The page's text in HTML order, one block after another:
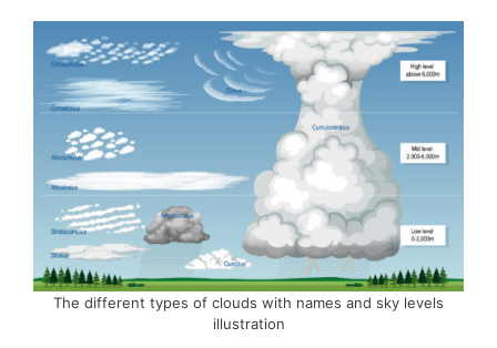
The different types of clouds with names and sky levels
illustration